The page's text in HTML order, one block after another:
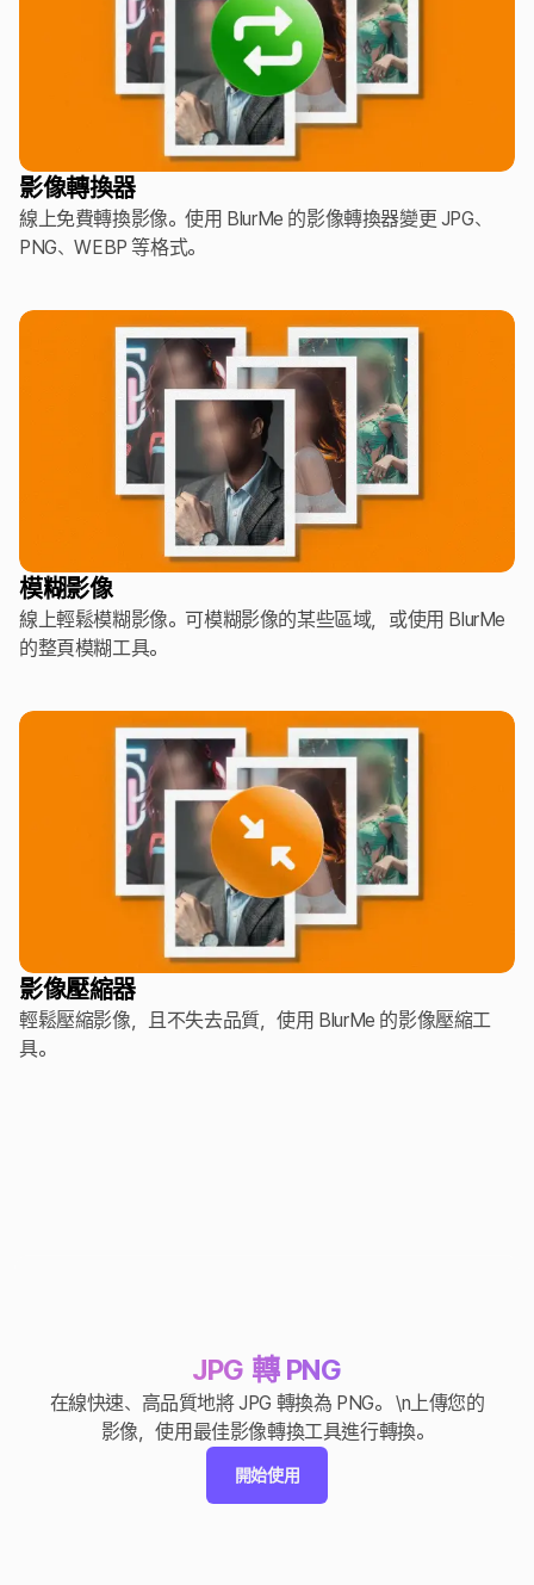
影像轉換器
線上免費轉換影像。使用 BlurMe 的影像轉換器變更 JPG、
PNG、WEBP 等格式。
模糊影像
線上輕鬆模糊影像。可模糊影像的某些區域，或使用 BlurMe
的整頁模糊工具。
影像壓縮器
輕鬆壓縮影像，且不失去品質，使用 BlurMe 的影像壓縮工
具。
JPG 轉 PNG
在線快速、高品質地將 JPG 轉換為 PNG。 \n上傳您的
影像，使用最佳影像轉換工具進行轉換。
開始使用